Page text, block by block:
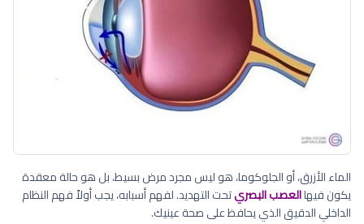
الماء الأزرق، أو الجلوكوما، هو ليس مجرد مرض بسيط، بل هو حالة معقدة
يكون فيهاالعصب البصريتحت التهديد. لفهم أسبابه، يجب أولاً فهم النظام
الداخلي الدقيق الذي يحافظ على صحة عينيك.